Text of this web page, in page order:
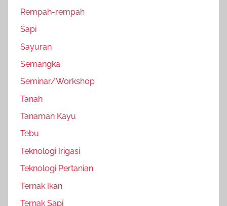
Rempah-rempah
Sapi
Sayuran
Semangka
Seminar/Workshop
Tanah
Tanaman Kayu
Tebu
Teknologi Irigasi
Teknologi Pertanian
Ternak Ikan
Ternak Sapi